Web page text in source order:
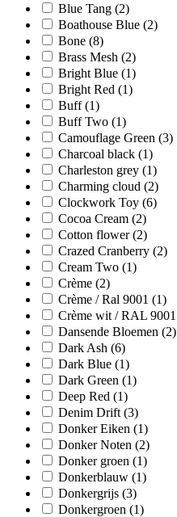
Blue Tang (2)
Boathouse Blue (2)
Bone (8)
Brass Mesh (2)
Bright Blue (1)
Bright Red (1)
Buff(1)
Buff Two (1)
Camouflage Green (3)
Charcoal black (1)
Charleston grey (1)
Charming cloud (2)
Clockwork Toy (6)
Cocoa Cream (2)
Cotton flower(2)
Crazed Cranberry (2)
Cream Two (1)
Crème (2)
Crème / Ral 9001 (1)
Crème wit / RAL 9001
Dansende Bloemen (2)
Dark Ash (6)
Dark Blue (1)
Dark Green (1)
Deep Red (1)
Denim Drift (3)
Donker Eiken (1)
Donker Noten (2)
Donker groen (1)
Donkerblauw (1)
Donkergrijs (3)
Donkergroen (1)